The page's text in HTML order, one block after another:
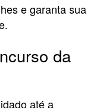
e garanta sua
da
até a